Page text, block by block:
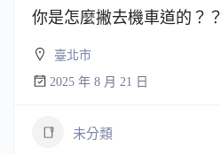
你是怎麼撇去機車道的？？
臺北市
2025 年 8 月 21 日
未分類